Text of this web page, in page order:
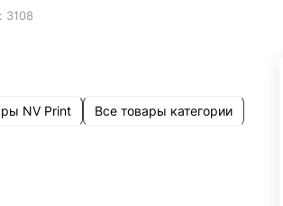
3108
NV Print Все товары категории